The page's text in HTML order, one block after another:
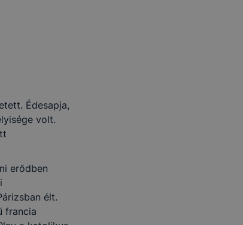
Édesapja,
volt.
erődben
élt.
francia